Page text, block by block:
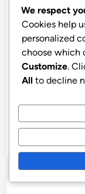
We respect
Cookies help
personalized
choose which
Customize.
All to decline